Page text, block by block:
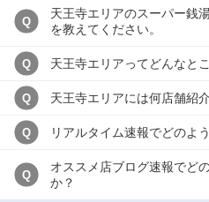
Q
天王寺エリアのスーパー銭
を教えてください。
Q 天王寺エリアってどんなと
Q 天王寺エリアには何店舗紹
Q リアルタイム速報でどのよ
Q
オススメ店ブログ速報でど
か？